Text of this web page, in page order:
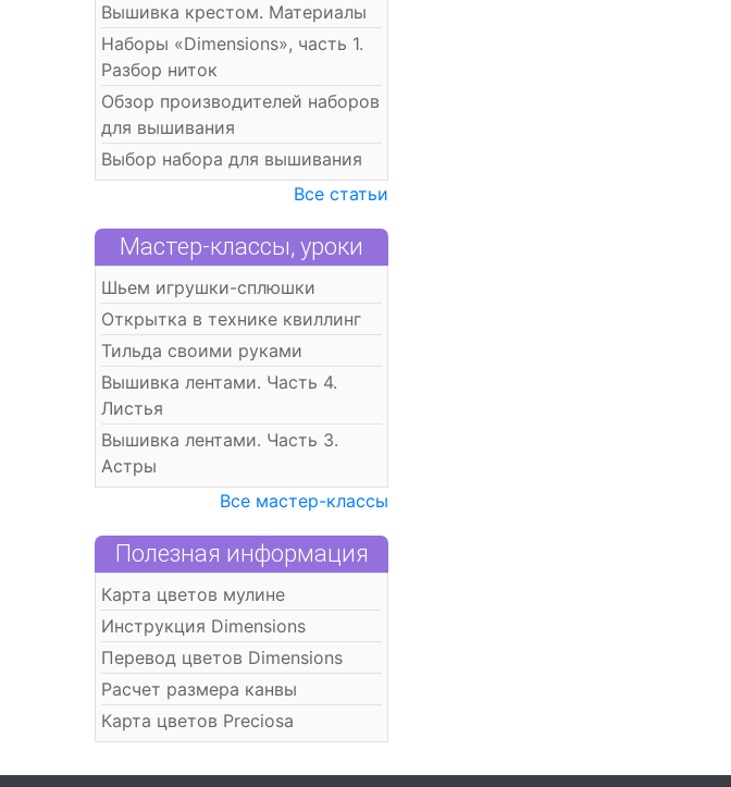
Вышивка крестом. Материалы
Наборы «Dimensions», часть 1.
Разбор ниток
Обзор производителей наборов
для вышивания
Выбор набора для вышивания
Все статьи
Мастер-классы, уроки
Шьем игрушки-сплюшки
Открытка в технике квиллинг
Тильда своими руками
Вышивка лентами. Часть 4.
Листья
Вышивка лентами. Часть 3.
Астры
Все мастер-классы
Полезная информация
Карта цветов мулине
Инструкция Dimensions
Перевод цветов Dimensions
Расчет размера канвы
Карта цветов Preciosa